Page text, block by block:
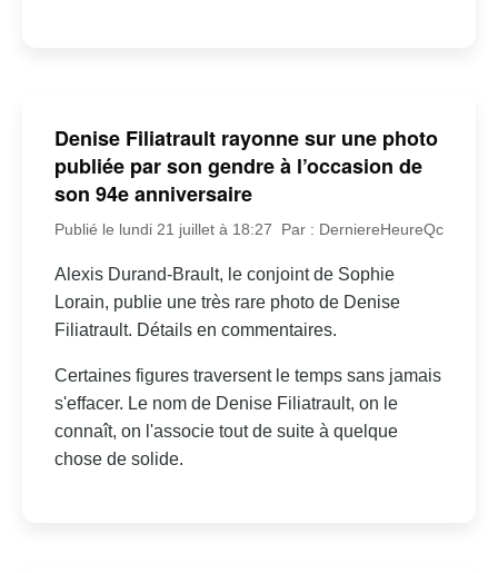
Denise Filiatrault rayonne sur une photo
publiée par son gendre à l’occasion de
son 94e anniversaire
Publié le lundi 21 juillet à 18:27 Par : DerniereHeureQc
Alexis Durand-Brault, le conjoint de Sophie
Lorain, publie une très rare photo de Denise
Filiatrault. Détails en commentaires.
Certaines figures traversent le temps sans jamais
s'effacer. Le nom de Denise Filiatrault, on le
connaît, on l'associe tout de suite à quelque
chose de solide.